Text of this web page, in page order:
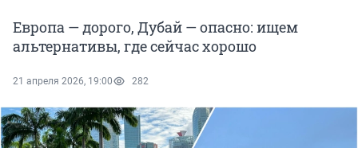
Европа — дорого, Дубай — опасно: ищем
альтернативы, где сейчас хорошо
21 апреля 2026, 19:00 282